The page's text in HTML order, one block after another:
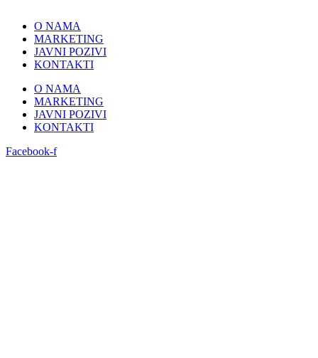
O NAMA
MARKETING
JAVNI POZIVI
KONTAKTI
O NAMA
MARKETING
JAVNI POZIVI
KONTAKTI
Facebook-f